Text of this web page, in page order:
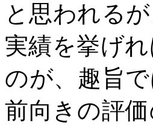
と思われる
実績を挙げ
のが、趣旨
前向きの評